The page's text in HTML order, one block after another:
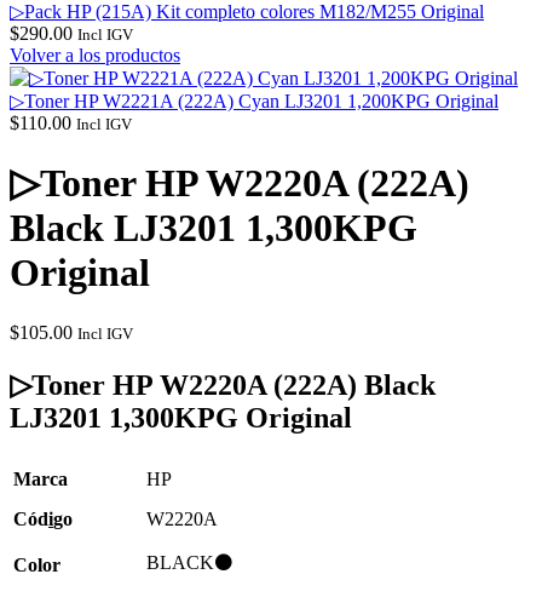
▷Pack HP (215A) Kit completo colores M182/M255 Original
$290.00 Incl IGV
Volver a los productos
▷Toner HP W2221A (222A) Cyan LJ3201 1,200KPG Original
$110.00 Incl IGV
▷Toner HP W2220A (222A)
Black LJ3201 1,300KPG
Original
$105.00 Incl IGV
▷Toner HP W2220A (222A) Black
LJ3201 1,300KPG Original
Marca
HP
Código W2220A
Color BLACK⚫